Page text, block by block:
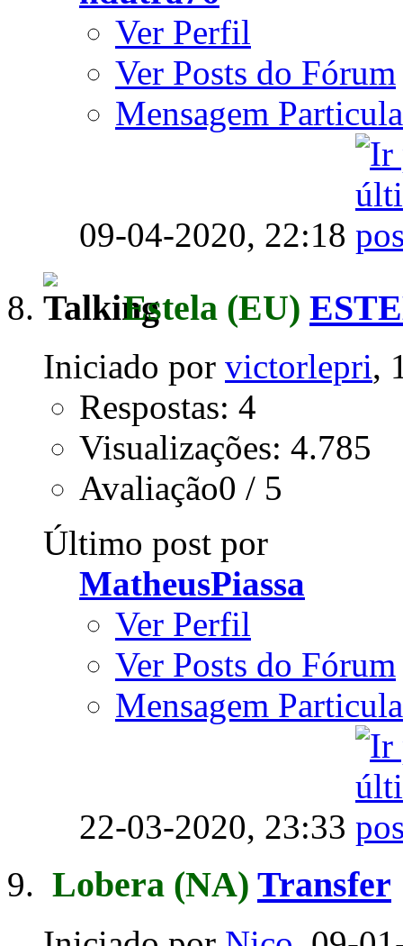
Ver Perfil
Ver Posts do Fórum
Mensagem
09-04-2020, 22:18
Estela (EU)
Iniciado por victorlepri,
Respostas: 4
Visualizações: 4.785
Avaliação0 / 5
Último post por
MatheusPiassa
Ver Perfil
Ver Posts do Fórum
Mensagem
22-03-2020, 23:33
Lobera (NA) Transfer